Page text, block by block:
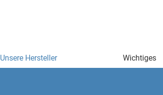
Unsere Hersteller Wichtiges